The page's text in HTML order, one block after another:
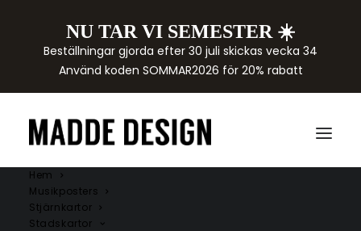
NU TAR VI SEMESTER ☀️
Beställningar gjorda efter 30 juli skickas vecka 34
Använd koden SOMMAR2026 för 20% rabatt
Hem
Musikposters
Stjärnkartor
Stadskartor